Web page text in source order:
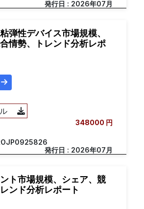
発行日 : 2026年07月
弾性デバイス市場規模、
情勢、トレンド分析レポ
ル
348000 円
発行日 : 2026年07月
ト市場規模、シェア、競
ンド分析レポート